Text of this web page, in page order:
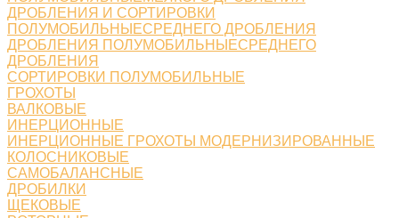
ДРОБЛЕНИЯ И СОРТИРОВКИ
ПОЛУМОБИЛЬНЫЕСРЕДНЕГО ДРОБЛЕНИЯ
ДРОБЛЕНИЯ ПОЛУМОБИЛЬНЫЕСРЕДНЕГО
ДРОБЛЕНИЯ
СОРТИРОВКИ ПОЛУМОБИЛЬНЫЕ
ГРОХОТЫ
ВАЛКОВЫЕ
ИНЕРЦИОННЫЕ
ИНЕРЦИОННЫЕ ГРОХОТЫ МОДЕРНИЗИРОВАННЫЕ
КОЛОСНИКОВЫЕ
САМОБАЛАНСНЫЕ
ДРОБИЛКИ
ЩЕКОВЫЕ